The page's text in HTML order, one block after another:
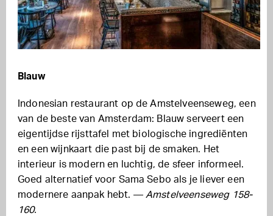
Blauw
Indonesian restaurant op de Amstelveenseweg, een
van de beste van Amsterdam: Blauw serveert een
eigentijdse rijsttafel met biologische ingrediënten
en een wijnkaart die past bij de smaken. Het
interieur is modern en luchtig, de sfeer informeel.
Goed alternatief voor Sama Sebo als je liever een
modernere aanpak hebt. —Amstelveenseweg 158-
160.